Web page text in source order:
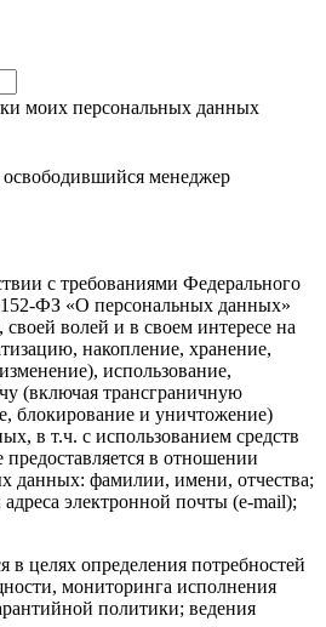
моих персональных данных
менеджер
с требованиями Федерального
ФЗ «О персональных данных»
своей волей и в своем интересе на
накопление, хранение,
использование,
(включая трансграничную
блокирование и уничтожение)
в т.ч. с использованием средств
в отношении
данных: фамилии, имени, отчества;
адреса электронной почты (e-mail);
в целях определения потребностей
мониторинга исполнения
политики; ведения